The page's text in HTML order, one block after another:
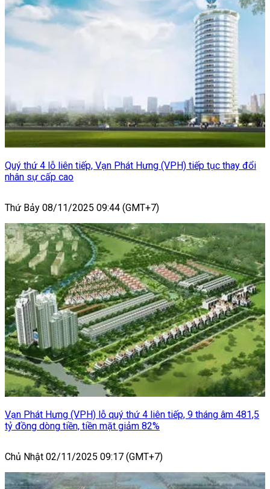
Quý thứ 4 lỗ liên tiếp, Vạn Phát Hưng (VPH) tiếp tục thay đổi
nhân sự cấp cao
Thứ Bảy 08/11/2025 09:44 (GMT+7)
Vạn Phát Hưng (VPH) lỗ quý thứ 4 liên tiếp, 9 tháng âm 481,5
tỷ đồng dòng tiền, tiền mặt giảm 82%
Chủ Nhật 02/11/2025 09:17 (GMT+7)